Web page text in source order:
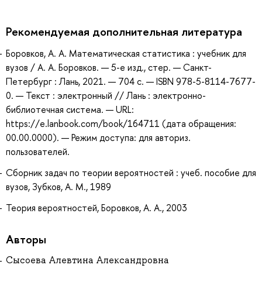
Рекомендуемая дополнительная литература
Боровков, А. А. Математическая статистика : учебник для
вузов / А. А. Боровков. — 5-е изд., стер. — Санкт-
Петербург : Лань, 2021. — 704 с. — ISBN 978-5-8114-7677-
0. — Текст : электронный // Лань : электронно-
библиотечная система. — URL:
https://e.lanbook.com/book/164711 (дата обращения:
00.00.0000). — Режим доступа: для авториз.
пользователей.
Сборник задач по теории вероятностей : учеб. пособие для
вузов, Зубков, А. М., 1989
Теория вероятностей, Боровков, А. А., 2003
Авторы
Сысоева Алевтина Александровна